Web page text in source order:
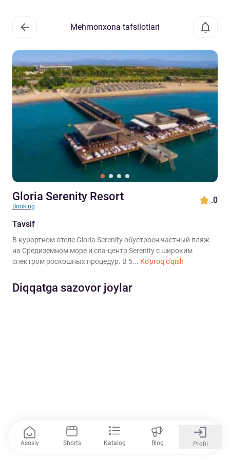
Mehmonxona tafsilotlari
Gloria Serenity Resort
Booking
.0
Tavsif
В курортном отеле Gloria Serenity обустроен частный пляж
на Средиземном море и спа-центр Serenity с широким
спектром роскошных процедур. В 5... Ko'proq o'qish
Diqqatga sazovor joylar
Asosiy Shorts Katalog Blog Profil